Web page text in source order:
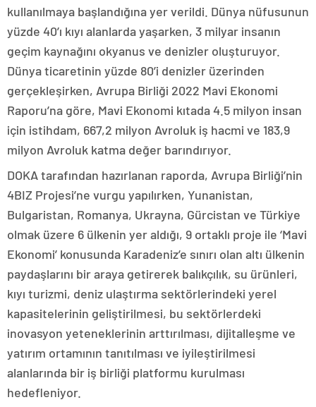
kullanılmaya başlandığına yer verildi. Dünya nüfusunun
yüzde 40’ı kıyı alanlarda yaşarken, 3 milyar insanın
geçim kaynağını okyanus ve denizler oluşturuyor.
Dünya ticaretinin yüzde 80’i denizler üzerinden
gerçekleşirken, Avrupa Birliği 2022 Mavi Ekonomi
Raporu’na göre, Mavi Ekonomi kıtada 4.5 milyon insan
için istihdam, 667,2 milyon Avroluk iş hacmi ve 183,9
milyon Avroluk katma değer barındırıyor.
DOKA tarafından hazırlanan raporda, Avrupa Birliği’nin
4BIZ Projesi’ne vurgu yapılırken, Yunanistan,
Bulgaristan, Romanya, Ukrayna, Gürcistan ve Türkiye
olmak üzere 6 ülkenin yer aldığı, 9 ortaklı proje ile ‘Mavi
Ekonomi’ konusunda Karadeniz’e sınırı olan altı ülkenin
paydaşlarını bir araya getirerek balıkçılık, su ürünleri,
kıyı turizmi, deniz ulaştırma sektörlerindeki yerel
kapasitelerinin geliştirilmesi, bu sektörlerdeki
inovasyon yeteneklerinin arttırılması, dijitalleşme ve
yatırım ortamının tanıtılması ve iyileştirilmesi
alanlarında bir iş birliği platformu kurulması
hedefleniyor.